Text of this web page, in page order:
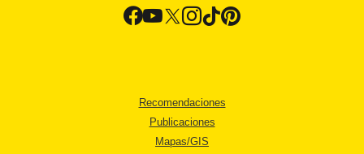
Recomendaciones
Publicaciones
Mapas/GIS